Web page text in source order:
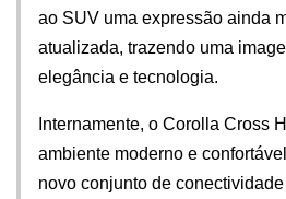
ao SUV uma expressão ainda
atualizada, trazendo uma
elegância e tecnologia.
Internamente, o Corolla Cross
ambiente moderno e
novo conjunto de